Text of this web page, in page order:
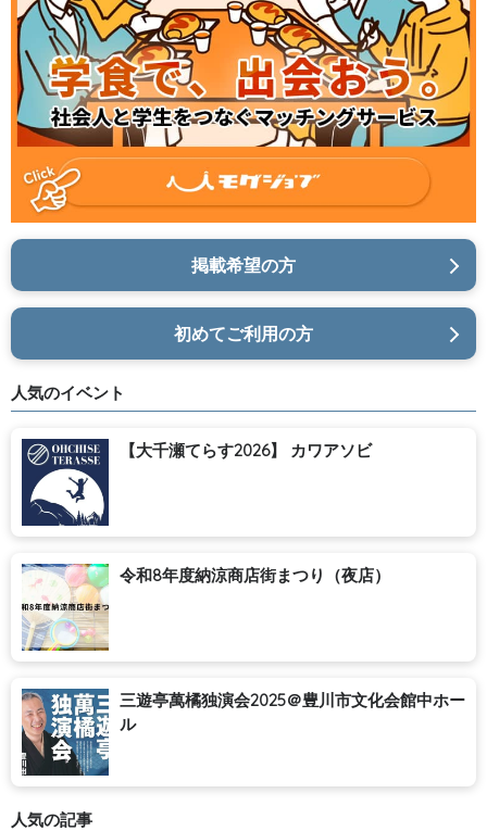
掲載希望の方
初めてご利用の方
人気のイベント
【大千瀬てらす2026】 カワアソビ
令和8年度納涼商店街まつり（夜店）
三遊亭萬橘独演会2025＠豊川市文化会館中ホー
ル
人気の記事